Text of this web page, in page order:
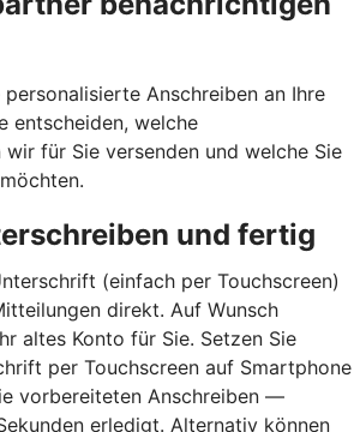
Anschreiben an Ihre
entscheiden, welche
wir für Sie versenden und welche Sie
und fertig
(einfach per Touchscreen)
direkt. Auf Wunsch
altes Konto für Sie. Setzen Sie
per Touchscreen auf Smartphone
vorbereiteten Anschreiben —
erledigt. Alternativ können